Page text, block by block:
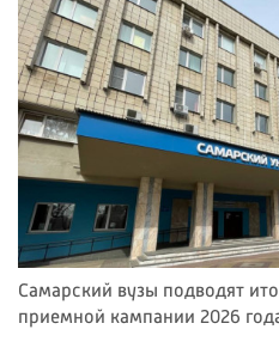
Самарский вузы подводят
приемной кампании 2026